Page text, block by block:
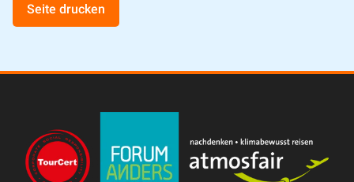
Seite drucken